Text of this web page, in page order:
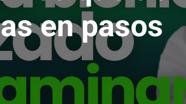
en pasos